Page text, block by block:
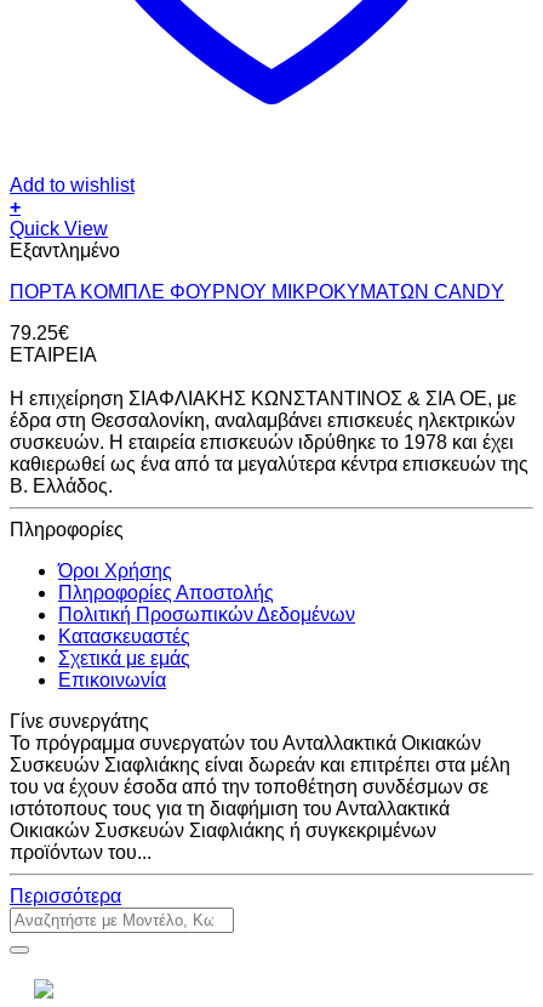
Add to wishlist
+
Quick View
Εξαντλημένο
ΠΟΡΤΑ ΚΟΜΠΛΕ ΦΟΥΡΝΟΥ ΜΙΚΡΟΚΥΜΑΤΩΝ CANDY
79.25€
ΕΤΑΙΡΕΙΑ
Η επιχείρηση ΣΙΑΦΛΙΑΚΗΣ ΚΩΝΣΤΑΝΤΙΝΟΣ & ΣΙΑ ΟΕ, με
έδρα στη Θεσσαλονίκη, αναλαμβάνει επισκευές ηλεκτρικών
συσκευών. Η εταιρεία επισκευών ιδρύθηκε το 1978 και έχει
καθιερωθεί ως ένα από τα μεγαλύτερα κέντρα επισκευών της
Β. Ελλάδος.
Πληροφορίες
Όροι Χρήσης
Πληροφορίες Αποστολής
Πολιτική Προσωπικών Δεδομένων
Κατασκευαστές
Σχετικά με εμάς
Επικοινωνία
Γίνε συνεργάτης
Το πρόγραμμα συνεργατών του Ανταλλακτικά Οικιακών
Συσκευών Σιαφλιάκης είναι δωρεάν και επιτρέπει στα μέλη
του να έχουν έσοδα από την τοποθέτηση συνδέσμων σε
ιστότοπους τους για τη διαφήμιση του Ανταλλακτικά
Οικιακών Συσκευών Σιαφλιάκης ή συγκεκριμένων
προϊόντων του...
Περισσότερα